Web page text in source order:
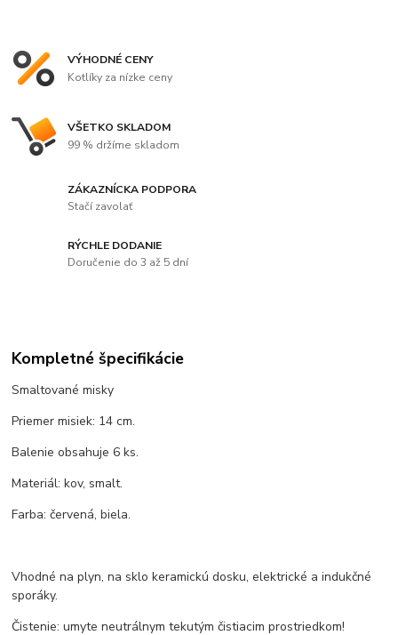
VÝHODNÉ CENY
Kotlíky za nízke ceny
VŠETKO SKLADOM
99 % držíme skladom
ZÁKAZNÍCKA PODPORA
Stačí zavolať
RÝCHLE DODANIE
Doručenie do 3 až 5 dní
Kompletné špecifikácie
Smaltované misky
Priemer misiek: 14 cm.
Balenie obsahuje 6 ks.
Materiál: kov, smalt.
Farba: červená, biela.
Vhodné na plyn, na sklo keramickú dosku, elektrické a indukčné
sporáky.
Čistenie: umyte neutrálnym tekutým čistiacim prostriedkom!